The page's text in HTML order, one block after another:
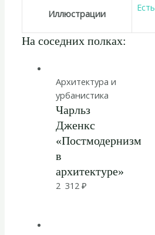
Иллюстрации
Есть
На соседних полках:
Архитектура и
урбанистика
Чарльз
Дженкс
«Постмодернизм
в
архитектуре»
2 312₽